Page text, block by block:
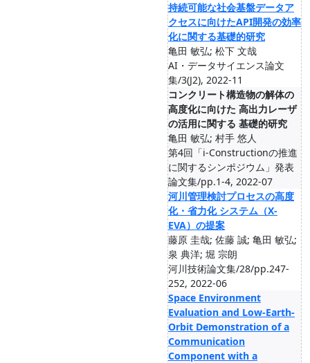
持続可能な社会基盤データア
クセスに向けたAPI開発の効率
化に関する基礎的研究
亀田 敏弘; 松下 文哉
AI・データサイエンス論文
集/3(J2), 2022-11
コンクリート構造物の解体の
高度化に向けた 高出力レーザ
の活用に関する 基礎的研究
亀田 敏弘; 村手 悠人
第4回「i-Constructionの推進
に関するシンポジウム」発表
論文集/pp.1-4, 2022-07
河川管理検討プロセスの高度
化・省力化 システム（X-
EVA）の提案
藤原 圭哉; 佐藤 誠; 亀田 敏弘;
泉 典洋; 堀 宗朗
河川技術論文集/28/pp.247-
252, 2022-06
Space Environment
Evaluation and Low-Earth-
Orbit Demonstration of a
Communication
Component with a